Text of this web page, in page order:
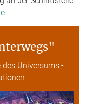
Universums -